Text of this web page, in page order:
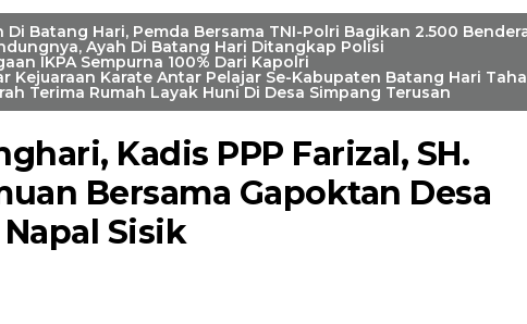
Di Batang Hari, Pemda Bersama TNI-Polri Bagikan 2.500
Ayah Di Batang Hari Ditangkap Polisi
IKPA Sempurna 100% Dari Kapolri
Kejuaraan Karate Antar Pelajar Se-Kabupaten Batang Hari
Terima Rumah Layak Huni Di Desa Simpang Terusan
Kadis PPP Farizal, SH.
Bersama Gapoktan Desa
Sisik